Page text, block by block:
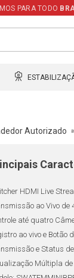
PARA TODO
Autorizado
HDMI Live
ao Vivo de
até quatro
ao vivo e Botão
e Status
Múltipla